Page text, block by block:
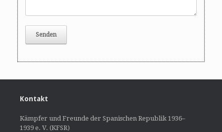
Kontakt
Kämpfer und Freunde der Spanischen Republik 1936–
1939 e. V. (KFSR)